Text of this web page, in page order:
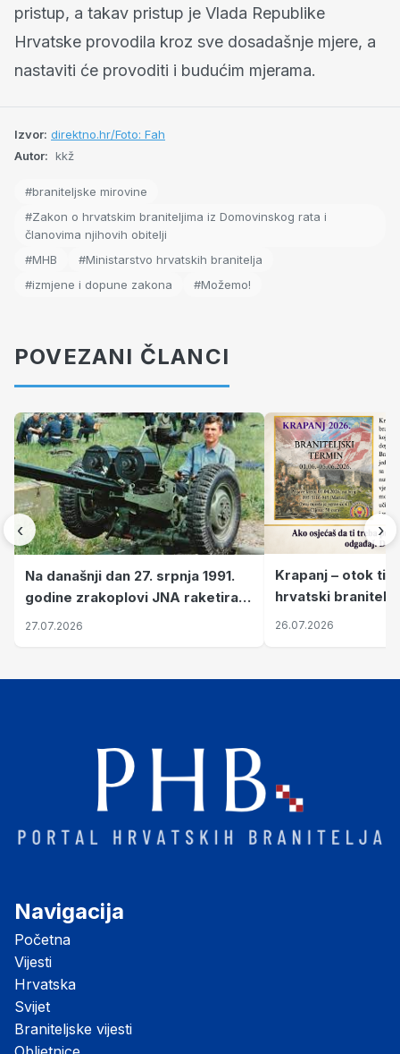
pristup, a takav pristup je Vlada Republike
Hrvatske provodila kroz sve dosadašnje mjere, a
nastaviti će provoditi i budućim mjerama.
Izvor: direktno.hr/Foto: Fah
Autor: kkž
#braniteljske mirovine
#Zakon o hrvatskim braniteljima iz Domovinskog rata i
članovima njihovih obitelji
#MHB
#Ministarstvo hrvatskih branitelja
#izmjene i dopune zakona
#Možemo!
POVEZANI ČLANCI
‹
Na današnji dan 27. srpnja 1991.
godine zrakoplovi JNA raketirali
su vojarnu i obučni centar "Nikola
27.07.2026
Krapanj – otok
hrvatski branitelji
pronalaze mir
26.07.2026
›
Navigacija
Početna
Vijesti
Hrvatska
Svijet
Braniteljske vijesti